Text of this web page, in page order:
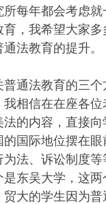
每年都会考虑
，我希望大家
法教育的提升。
通法教育的三
我相信在在座各
的内容，直接
国际地位摆在
法、诉讼制度
东吴大学，这
大的学生因为